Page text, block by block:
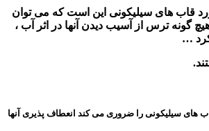
قاب های سیلیکونی این است که می توان
گونه ترس از آسیب دیدن آنها در اثر آب ،
کرد …
های سیلیکونی را ضروری می کند انعطاف پذیری آنها